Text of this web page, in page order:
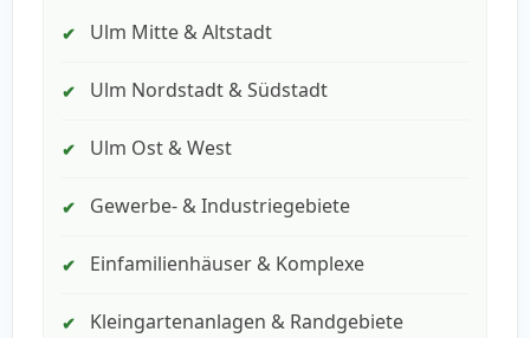
✔ Ulm Mitte & Altstadt
✔ Ulm Nordstadt & Südstadt
✔ Ulm Ost & West
✔ Gewerbe- & Industriegebiete
✔ Einfamilienhäuser & Komplexe
✔ Kleingartenanlagen & Randgebiete